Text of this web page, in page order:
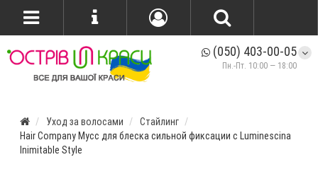
(050) 403-00-05
Пн.-Пт. 10:00 — 18:00
Уход за волосами
Стайлинг
Hair Company Мусс для блеска сильной фиксации с Luminescina
Inimitable Style